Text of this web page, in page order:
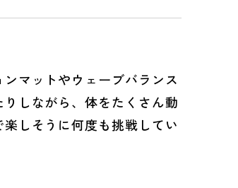
マットやウェーブバランス
しながら、体をたくさん動
しそうに何度も挑戦してい